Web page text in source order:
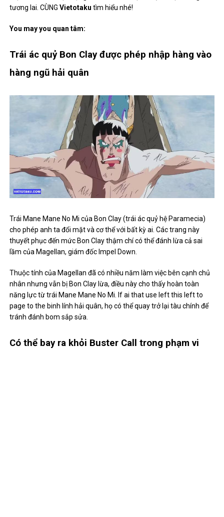
tương lai.CÙNGVietotaku tìm hiểu nhé!
You may you quan tâm:
Trái ác quỷ Bon Clay được phép nhập hàng vào
hàng ngũ hải quân
Trái Mane Mane No Mi của Bon Clay (trái ác quỷ hệ Paramecia)
cho phép anh ta đổi mặt và cơ thể với bất kỳ ai. Các trang này
thuyết phục đến mức Bon Clay thậm chí có thể đánh lừa cả sai
lầm của Magellan, giám đốc Impel Down.
Thuộc tính của Magellan đã có nhiều năm làm việc bên cạnh chủ
nhân nhưng vẫn bị Bon Clay lừa, điều này cho thấy hoàn toàn
năng lực từ trái Mane Mane No Mi. If ai that use left this left to
page to the binh lính hải quân, họ có thể quay trở lại tàu chính để
tránh đánh bom sắp sửa.
Có thể bay ra khỏi Buster Call trong phạm vi